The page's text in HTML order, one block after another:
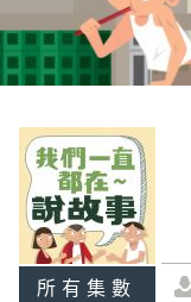
所有集數